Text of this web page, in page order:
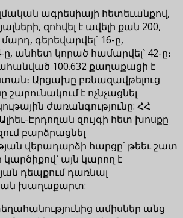
ագրեսիայի հետեւանքով,
զոհվել է ավելի քան 200,
մարդ, գերեվարվել՝ 16-ը,
ը, անհետ կորած համարվել՝ 42-ը։
100.632 քաղաքացի է
Արցախը բռնազավթելուց
է ոչնչացնել
ժառանգությունը: ՀՀ
Էրդողան զույգի հետ խոսքը
բարձրացնել
վերադարձի հարցը՝ թեեւ շատ
այն կարող է
դեպքում դառնալ
խաղաքարտ:
ամիսներ անց